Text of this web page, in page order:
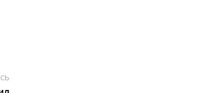
Следующая
запись: